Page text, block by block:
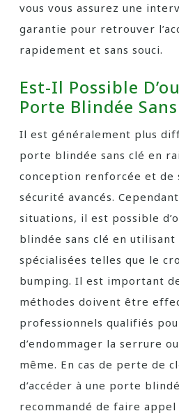
vous vous assurez une
garantie pour retrouver
rapidement et sans souci.
Est-Il Possible
Porte Blindée Sans
Il est généralement plus
porte blindée sans clé en
conception renforcée et de
sécurité avancés.
situations, il est possible
blindée sans clé en utilisant
spécialisées telles que le
bumping. Il est important
méthodes doivent être
professionnels qualifiés
d’endommager la serrure
même. En cas de perte de
d’accéder à une porte
recommandé de faire